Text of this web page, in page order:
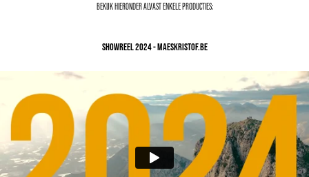
BEKIJK HIERONDER ALVAST ENKELE PRODUCTIES:
SHOWREEL 2024 - MAESKRISTOF.BE